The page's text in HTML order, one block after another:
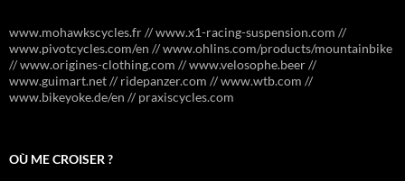
www.mohawkscycles.fr // www.x1-racing-suspension.com //
www.pivotcycles.com/en // www.ohlins.com/products/mountainbike
// www.origines-clothing.com // www.velosophe.beer //
www.guimart.net // ridepanzer.com // www.wtb.com //
www.bikeyoke.de/en // praxiscycles.com
OÙ ME CROISER ?